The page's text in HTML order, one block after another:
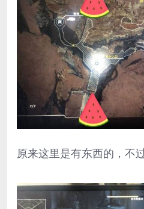
原来这里是有东西的，不